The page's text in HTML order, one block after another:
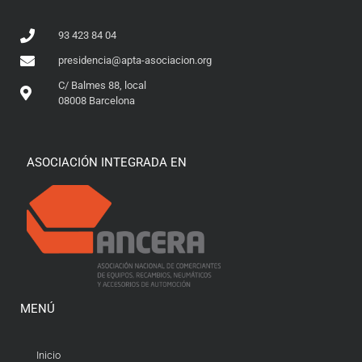
93 423 84 04
presidencia@apta-asociacion.org
C/ Balmes 88, local
08008 Barcelona
ASOCIACIÓN INTEGRADA EN
MENÚ
Inicio